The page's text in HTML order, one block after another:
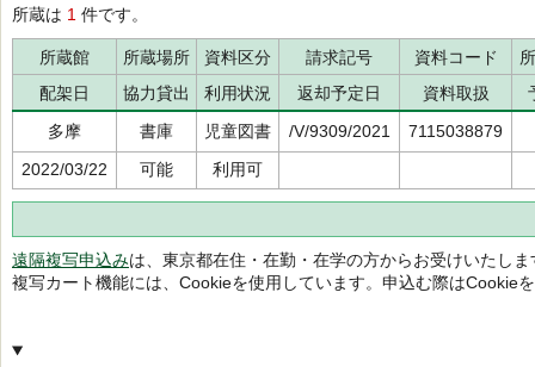
所蔵は 1 件です。
所蔵館 所蔵場所 資料区分 請求記号 資料コード
配架日
協力貸出 利用状況 返却予定日 資料取扱
多摩
書庫 児童図書 /V/9309/2021
7115038879
2022/03/22
可能 利用可
遠隔複写申込みは、東京都在住・在勤・在学の方からお受けいたしま
複写カート機能には、Cookieを使用しています。申込む際はCookie